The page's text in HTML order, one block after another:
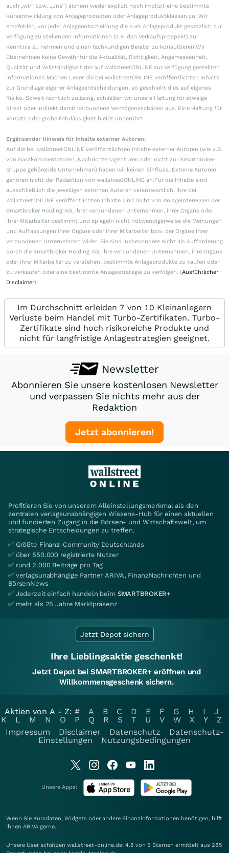
auch „wir“ bzw. „uns“) sichern weder explizit noch implizit eine bestimmte
Kursentwicklung von Anlageprodukten oder Anlageproduktklassen zu. Wir
empfehlen, vor jeder Anlageentscheidung die zum Anlageprodukt gesetzlich zur
Verfügung zu stellenden Informationen (z.B. den Verkaufsprospekt) zur
Kenntnis zu nehmen und einen fachkundigen Berater zu konsultieren.Wir
übernehmen keine Gewähr für die Aktualität, Richtigkeit, Angemessenheit,
Qualität und Vollständigkeit der auf wallstreetONLINE zur Verfügung gestellten
Informationen.Machen Leser die bei wallstreetONLINE veröffentlichten Inhalte
zur Grundlage eigener Anlageentscheidungen, so geschieht dies auf eigenes
Risiko. Soweit rechtlich zulässig, schließen wir unsere Haftung für etwaige
direkt oder indirekt damit verbundene Vermögensschäden aus. Eine Haftung für
Vorsatz oder grobe Fahrlässigkeit bleibt unberührt.
Ergänzender Hinweis für Inhalte externer Autoren:
Auf die bei wallstreetONLINE veröffentlichten Inhalte externer Autoren (wie z.B.
von Gastkommentatoren, Nachrichtenagenturen oder nicht zur Smartbroker-
Gruppe gehörende Unternehmen) haben wir keinen Einfluss. Externe Autoren
gehören nicht der Redaktion von wallstreetONLINE an.Für die Inhalte sind
ausschließlich die jeweiligen externen Autoren verantwortlich. Ihre bei
wallstreetONLINE veröffentlichten Inhalte sind nicht von Anlageinteressen der
Smartbroker Holding AG, ihrer verbundenen Unternehmen, ihrer Organe oder
ihrer Mitarbeiter bestimmt und spiegeln nicht notwendigerweise die Meinungen
und Auffassungen ihrer Organe oder ihrer Mitarbeiter bzw. der Organe ihrer
verbundenen Unternehmen wider. Sie sind insbesondere nicht als Aufforderung
durch die Smartbroker Holding AG, ihre verbundenen Unternehmen, ihre Organe
oder ihrer Mitarbeiter zu verstehen, bestimmte Anlageprodukte zu kaufen oder
zu verkaufen oder eine bestimmte Anlagestrategie zu verfolgen. (Ausführlicher
Disclaimer)
Im Durchschnitt erleiden 7 von 10 Kleinanlegern
Verluste beim Handel mit Turbo-Zertifikaten. Turbo-
Zertifikate sind hoch risikoreiche Produkte und
nicht für langfristige Anlagestrategien geeignet.
Newsletter
Abonnieren Sie unsere kostenlosen Newsletter
und verpassen Sie nichts mehr aus der
Redaktion
Jetzt abonnieren!
Profitieren Sie von unserem Alleinstellungsmerkmal als den
zentralen verlagsunabhängigen Wissens-Hub für einen aktuellen
und fundierten Zugang in die Börsen- und Wirtschaftswelt, um
strategische Entscheidungen zu treffen.
✅ Größte Finanz-Community Deutschlands
✅ über 550.000 registrierte Nutzer
✅ rund 2.000 Beiträge pro Tag
✅ verlagsunabhängige Partner ARIVA, FinanzNachrichten und
BörsenNews
✅ Jederzeit einfach handeln beim SMARTBROKER+
✅ mehr als 25 Jahre Marktpräsenz
Jetzt Depot sichern
Ihre Lieblingsaktie geschenkt!
Jetzt Depot bei SMARTBROKER+ eröffnen und
Willkommensgeschenk sichern.
Aktien von A - Z: # A B C D E F G H I
J
K
L M N O P Q R S T U V W X Y
Z
Impressum
Disclaimer Datenschutz
Datenschutz-
Einstellungen
Nutzungsbedingungen
Unsere Apps:
Wenn Sie Kursdaten, Widgets oder andere Finanzinformationen benötigen, hilft
Ihnen ARIVA gerne.
Unsere User schätzen wallstreet-online.de: 4.8 von 5 Sternen ermittelt aus 285